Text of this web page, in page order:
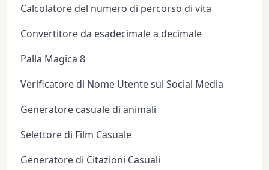
Calcolatore del numero di percorso di vita
Convertitore da esadecimale a decimale
Palla Magica 8
Verificatore di Nome Utente sui Social Media
Generatore casuale di animali
Selettore di Film Casuale
Generatore di Citazioni Casuali